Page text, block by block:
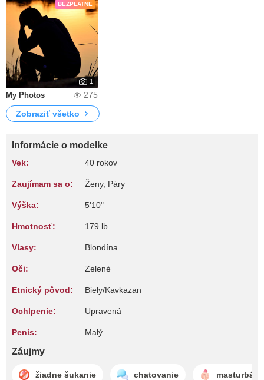
BEZPLATNE
1
My Photos
275
Zobraziť všetko
Informácie o modelke
Vek: 40 rokov
Zaujímam sa o: Ženy, Páry
Výška: 5'10"
Hmotnosť: 179 lb
Vlasy: Blondína
Oči: Zelené
Etnický pôvod: Biely/Kavkazan
Ochlpenie: Upravená
Penis: Malý
Záujmy
žiadne šukanie chatovanie